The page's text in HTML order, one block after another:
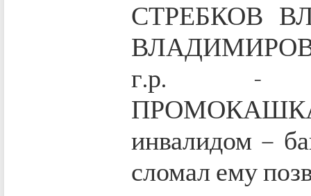
СТРЕБКОВ
г.р. -
инвалидом –
сломал ему